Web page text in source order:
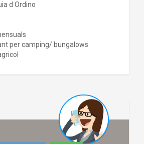
d Ordino
per camping/ bungalows